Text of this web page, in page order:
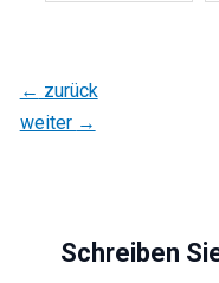
← zurück
weiter →
Schreiben